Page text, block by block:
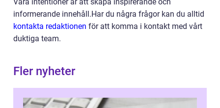
informerande innehåll.Har du några frågor kan du alltid
kontakta redaktionen för att komma i kontakt med vårt
duktiga team.
Fler nyheter